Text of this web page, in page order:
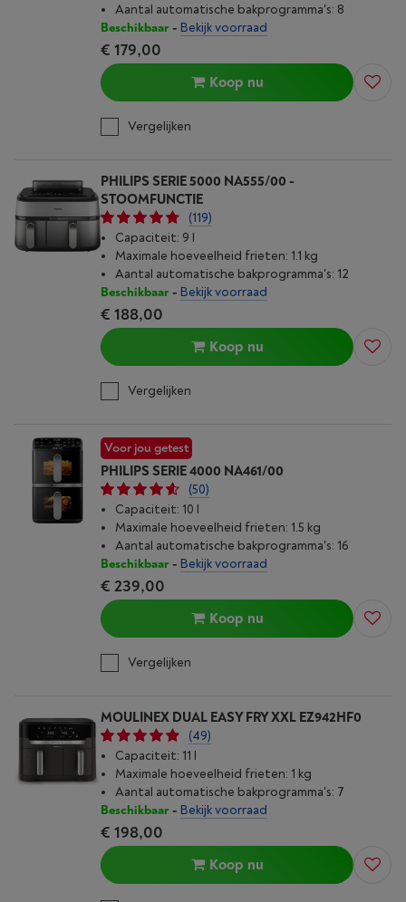
Aantal automatische bakprogramma's: 8
Beschikbaar- Bekijk voorraad
€ 179,00
Koop nu
Vergelijken
PHILIPS SERIE 5000 NA555/00 -
STOOMFUNCTIE
(119)
Capaciteit: 9 l
Maximale hoeveelheid frieten: 1.1 kg
Aantal automatische bakprogramma's: 12
Beschikbaar- Bekijk voorraad
€ 188,00
Koop nu
Vergelijken
Voor jou getest
PHILIPS SERIE 4000 NA461/00
(50)
Capaciteit: 10 l
Maximale hoeveelheid frieten: 1.5 kg
Aantal automatische bakprogramma's: 16
Beschikbaar- Bekijk voorraad
€ 239,00
Koop nu
Vergelijken
MOULINEX DUAL EASY FRY XXL EZ942HF0
(49)
Capaciteit: 11 l
Maximale hoeveelheid frieten: 1 kg
Aantal automatische bakprogramma's: 7
Beschikbaar- Bekijk voorraad
€ 198,00
Koop nu